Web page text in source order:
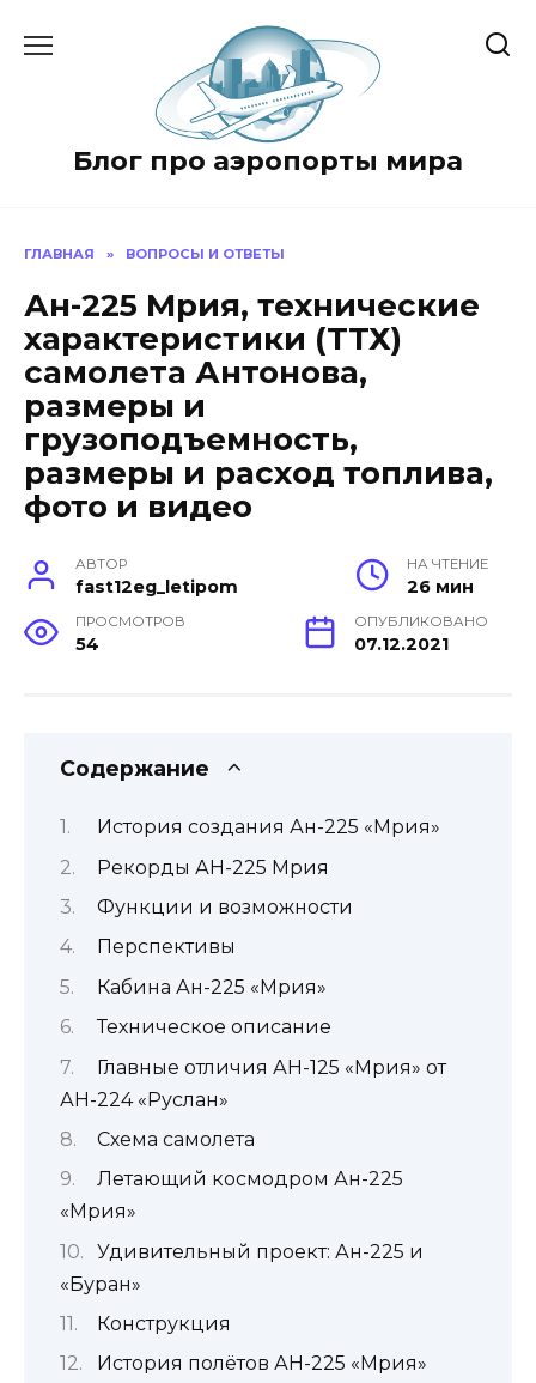
Блог про аэропорты мира
ГЛАВНАЯ » ВОПРОСЫ И ОТВЕТЫ
Ан-225 Мрия, технические
характеристики (ТТХ)
самолета Антонова,
размеры и
грузоподъемность,
размеры и расход топлива,
фото и видео
АВТОР
fast12eg_letipom
НА ЧТЕНИЕ
26 мин
ПРОСМОТРОВ
54
ОПУБЛИКОВАНО
07.12.2021
Содержание
История создания Ан-225 «Мрия»
Рекорды АН-225 Мрия
Функции и возможности
Перспективы
Кабина Ан-225 «Мрия»
Техническое описание
Главные отличия АН-125 «Мрия» от
АН-224 «Руслан»
Схема самолета
Летающий космодром Ан-225
«Мрия»
Удивительный проект: Ан-225 и
«Буран»
Конструкция
История полётов АН-225 «Мрия»